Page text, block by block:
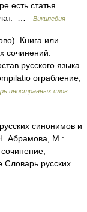
есть статья
…
Википедия
Книга или
сочинений.
русского языка.
ограбление;
иностранных слов
синонимов и
Абрамова, М.:
Словарь русских